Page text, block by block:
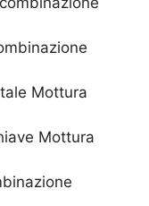
Mottura
Mottura